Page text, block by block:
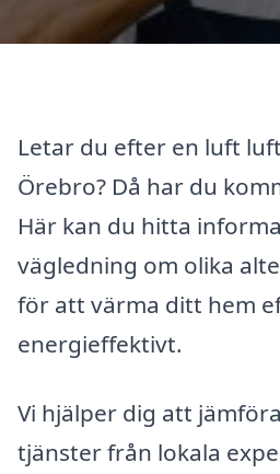
Letar du efter en luft
Örebro? Då har du
Här kan du hitta
vägledning om olika
för att värma ditt hem
energieffektivt.
Vi hjälper dig att
tjänster från lokala